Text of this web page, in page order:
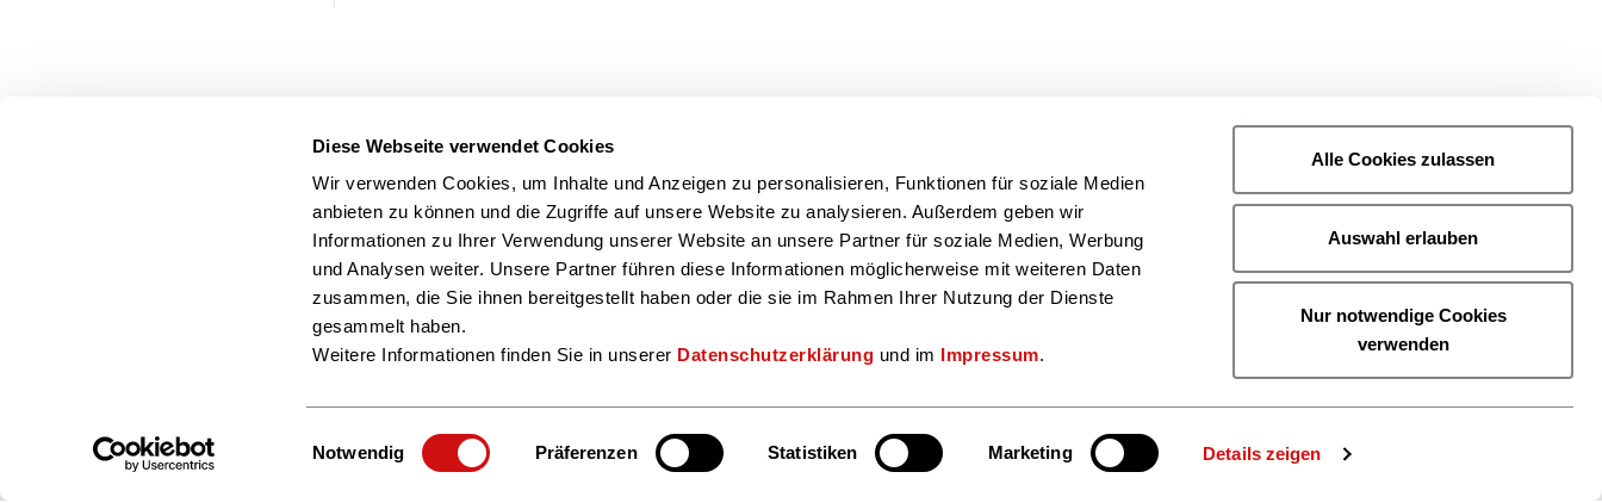
Diese Webseite verwendet Cookies
Wir verwenden Cookies, um Inhalte und Anzeigen zu personalisieren, Funktionen für soziale Medien
anbieten zu können und die Zugriffe auf unsere Website zu analysieren. Außerdem geben wir
Informationen zu Ihrer Verwendung unserer Website an unsere Partner für soziale Medien, Werbung
und Analysen weiter. Unsere Partner führen diese Informationen möglicherweise mit weiteren Daten
zusammen, die Sie ihnen bereitgestellt haben oder die sie im Rahmen Ihrer Nutzung der Dienste
gesammelt haben.
Weitere Informationen finden Sie in unserer Datenschutzerklärung und im Impressum.
Einwilligungsauswahl
Notwendig Präferenzen Statistiken Marketing Details zeigen
Alle Cookies zulassen
Auswahl erlauben
Nur notwendige Cookies
verwenden